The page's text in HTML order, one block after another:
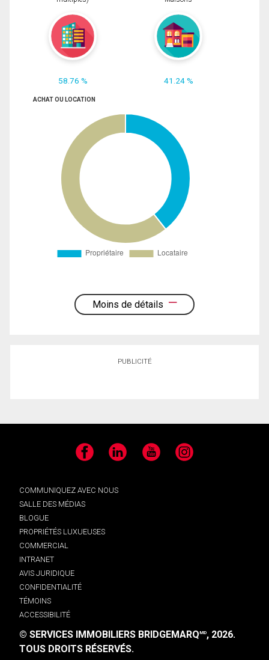
58.76 % 41.24 %
ACHAT OU LOCATION
Moins de détails
PUBLICITÉ
Facebook LinkedIn YouTube Instagram
COMMUNIQUEZ AVEC NOUS
SALLE DES MÉDIAS
BLOGUE
PROPRIÉTÉS LUXUEUSES
COMMERCIAL
INTRANET
AVIS JURIDIQUE
CONFIDENTIALITÉ
TÉMOINS
ACCESSIBILITÉ
© SERVICES IMMOBILIERS BRIDGEMARQMD, 2026.
TOUS DROITS RÉSERVÉS.